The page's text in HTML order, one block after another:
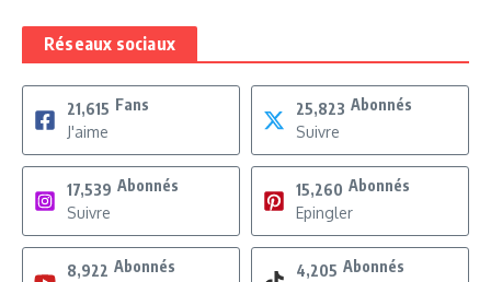
Réseaux sociaux
21,615 Fans
J'aime
25,823 Abonnés
Suivre
17,539 Abonnés
Suivre
15,260 Abonnés
Epingler
8,922 Abonnés
4,205 Abonnés